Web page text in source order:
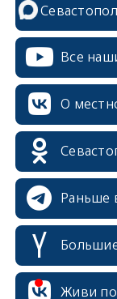
Все
О
Раньше
Живи